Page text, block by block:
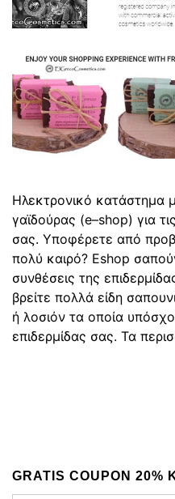
Ηλεκτρονικό κατάστημα
γαϊδούρας (e–shop) για
σας. Υποφέρετε από
πολύ καιρό? Eshop
συνθέσεις της
βρείτε πολλά είδη
ή λοσιόν τα οποία
επιδερμίδας σας. Τα
GRATIS COUPON 20%